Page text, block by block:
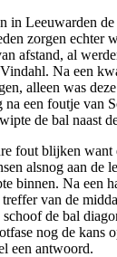
in Leeuwarden
zorgen echter
afstand, al
Na een
alleen was deze
na een foutje van
de bal naast
fout blijken want
alsnog aan de
binnen. Na een
van de
de bal
nog de kans
een antwoord.